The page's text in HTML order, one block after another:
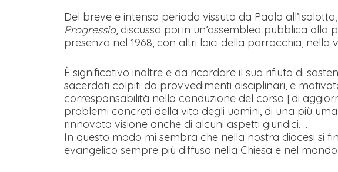
Del breve e intenso periodo vissuto da Paolo
Progressio, discussa poi in un’assemblea pubblica alla
presenza nel 1968, con altri laici della parrocchia,
È significativo inoltre e da ricordare il suo rifiuto di
sacerdoti colpiti da provvedimenti disciplinari, e
corresponsabilità nella conduzione del corso [di
problemi concreti della vita degli uomini, di una più
rinnovata visione anche di alcuni aspetti giuridici. …
In questo modo mi sembra che nella nostra diocesi si
evangelico sempre più diffuso nella Chiesa e nel